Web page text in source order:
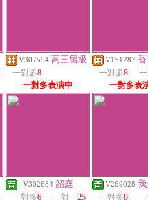
V307594 高三留級
一對多8
一對多表演中
V151287
一對多8
一對多表
V302684 韶庭
一對多6 一對一25
V269028
一對多8